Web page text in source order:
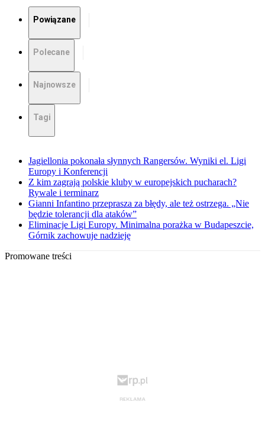
Powiązane
Polecane
Najnowsze
Tagi
Jagiellonia pokonała słynnych Rangersów. Wyniki el. Ligi
Europy i Konferencji
Z kim zagrają polskie kluby w europejskich pucharach?
Rywale i terminarz
Gianni Infantino przeprasza za błędy, ale też ostrzega. „Nie
będzie tolerancji dla ataków”
Eliminacje Ligi Europy. Minimalna porażka w Budapeszcie,
Górnik zachowuje nadzieję
Promowane treści